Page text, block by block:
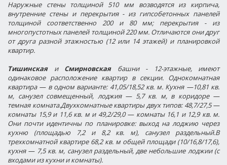
Наружные стены толщиной 510 мм возводятся из кирпича,
внутренние стены и перекрытия - из гипсобетонных панелей
толщиной соответственно 200 и 80 мм; перекрытия - из
многопустотных панелей толщиной 220 мм. Отличаются они друг
от друга разной этажностью (12 или 14 этажей) и планировкой
квартир.
Тишинскаяи Смирновская башни - 12-этажные, имеют
одинаковое расположение квартир в секции. Однокомнатная
квартира — в одном варианте: 41,05/18,52 кв. м. Кухня —10,81 кв.
м, санузел совмещенный, лоджия — 5,7 кв. м, в коридоре —
темная комната.Двухкомнатные квартиры двух типов: 48,7/27,5 —
комнаты 15,9 и 11,6 кв. м и 49,2/29,0 — комнаты 16,1 и 12,9 кв. м.
Они почти идентичны по планировке: выход на лоджию через
кухню (площадью 7,2 и 8,2 кв. м), санузел раздельный.В
трехкомнатной квартире 68,2 кв. м общей площади (10/16,8/17,6),
кухня — 7,5 кв. м, санузел раздельный, две небольшие лоджии (с
входами из кухни и комнаты).